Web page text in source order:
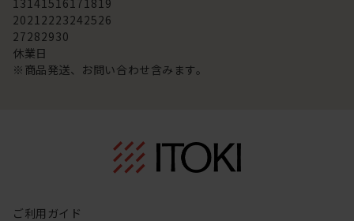
13141516171819
20212223242526
27282930
休業日
※商品発送、お問い合わせ含みます。
ご利用ガイド